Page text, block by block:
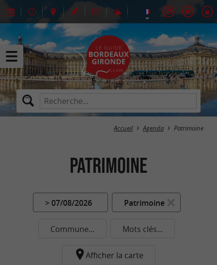
Accueil Agenda Patrimoine
Patrimoine
> 07/08/2026 Patrimoine
Commune... Mots clés...
Afficher la carte